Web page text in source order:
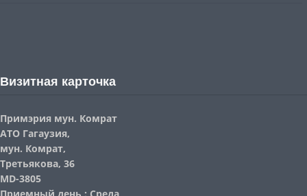
Визитная карточка
Примэрия мун. Комрат
АТО Гагаузия,
мун. Комрат,
Третьякова, 36
MD-3805